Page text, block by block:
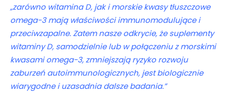
„zarówno witamina D, jak i morskie kwasy tłuszczowe
omega-3 mają właściwości immunomodulujące i
przeciwzapalne. Zatem nasze odkrycie, że suplementy
witaminy D, samodzielnie lub w połączeniu z morskimi
kwasami omega-3, zmniejszają ryzyko rozwoju
zaburzeń autoimmunologicznych, jest biologicznie
wiarygodne i uzasadnia dalsze badania.”